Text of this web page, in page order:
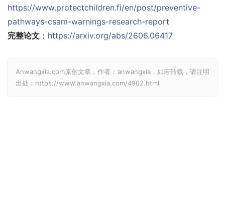
https://www.protectchildren.fi/en/post/preventive-
pathways-csam-warnings-research-report
完整论文 ： https://arxiv.org/abs/2606.06417
Anwangxia.com原创文章，作者：anwangxia，如若转载，请注明
出处：https://www.anwangxia.com/4902.html